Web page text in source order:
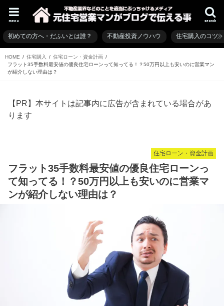
search
menu
初めての方へ・だふいとは誰？ 不動産投資ノウハウ 住宅購入のコツ
HOME 住宅購入
住宅ローン・資金計画
フラット35手数料最安値の優良住宅ローンって知ってる！？50万円以上も安いのに営業マン
が紹介しない理由は？
【PR】本サイトは記事内に広告が含まれている場合があ
ります
住宅ローン・資金計画
フラット35手数料最安値の優良住宅ローンっ
て知ってる！？50万円以上も安いのに営業マ
ンが紹介しない理由は？